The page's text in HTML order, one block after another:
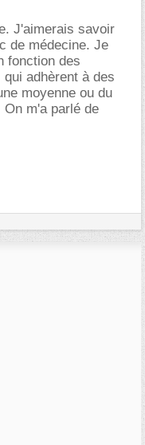
J'aimerais savoir
de médecine. Je
fonction des
adhèrent à des
moyenne ou du
m'a parlé de